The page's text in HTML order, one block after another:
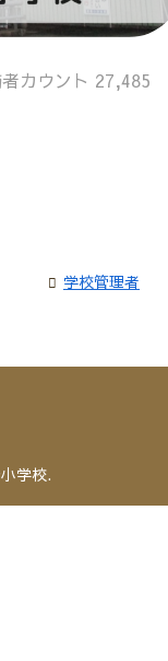
カウント 27,485
学校管理者
学校.